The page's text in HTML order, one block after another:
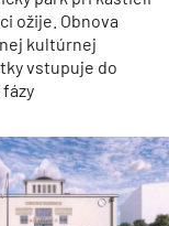
ožije. Obnova
kultúrnej
vstupuje do